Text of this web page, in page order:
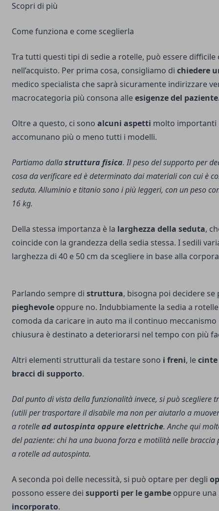
Scopri di più
Come funziona e come sceglierla
Tra tutti questi tipi di sedie a rotelle, può essere
nell’acquisto. Per prima cosa, consigliamo di chiedere
medico specialista che saprà sicuramente indirizzare
macrocategoria più consona alleesigenze del
Oltre a questo, ci sono alcuni aspetti molto importanti
accomunano più o meno tutti i modelli.
Partiamo dallastruttura fisica. Il peso del supporto per
cosa da verificare ed è determinato dai materiali con cui è
seduta. Alluminio e titanio sono i più leggeri, con un peso
16 kg.
Della stessa importanza è la larghezza della seduta,
coincide con la grandezza della sedia stessa. I sedili
larghezza di 40 e 50 cm da scegliere in base alla
Parlando sempre di struttura, bisogna poi decidere
pieghevole oppure no. Indubbiamente la sedia a
comoda da caricare in auto ma il continuo
chiusura è destinato a deteriorarsi nel tempo con più
Altri elementi strutturali da testare sono i freni, lecinte
bracci di supporto.
Dal punto di vista della funzionalità invece, si può scegliere
(utili per trasportare il disabile ma non per aiutarlo a
a rotellead autospinta oppure elettriche. Anche qui
del paziente: chi ha una buona forza e motilità nelle braccia
a rotelle ad autospinta.
A seconda poi delle necessità, si può optare per degli
possono essere dei supporti per le gambe oppure
incorporato.